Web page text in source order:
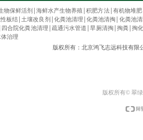
物保鲜活剂|海鲜水产生物养殖 |积肥方法|有机物堆肥
板结|土壤改良剂|化粪池清理 |化粪池清掏 | 化粪池
四合院化粪池清理 |疏通污水管道 |旱厕清掏 |掏粪|掏
治理
版权所有：北京鸿飞志远科技有
版权所有© 翠